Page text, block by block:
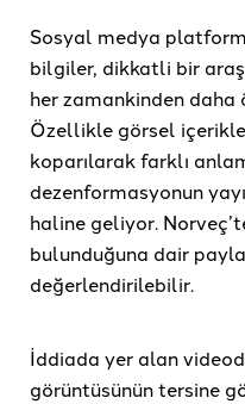
Sosyal medya
bilgiler, dikkatli bir
her zamankinden
Özellikle görsel
koparılarak farklı
dezenformasyonun
haline geliyor.
bulunduğuna dair
değerlendirilebilir.
İddiada yer alan
görüntüsünün tersine